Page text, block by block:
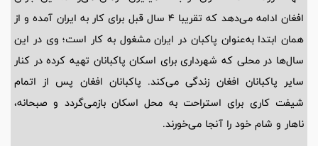
افغان ادامه می‌دهد که تقریبا 4 سال قبل برای کار به ایران آمده و از
همان ابتدا به‌عنوان پاکبان در ایران مشغول به کار است؛ وی در این
سال‌ها در محلی که شهرداری برای اسکان پاکبانان تهیه کرده در کنار
سایر پاکبانان افغان زندگی می‌کند. پاکبانان افغان پس از اتمام
شیفت کاری برای استراحت به محل اسکان بازمی‌گردد و صبحانه،
ناهار و شام خود را آنجا می‌خورند.